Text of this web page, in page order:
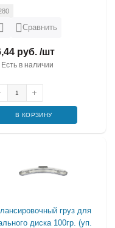
Сравнить
руб. /шт
Есть в наличии
В КОРЗИНУ
груз для
диска 100гр. (уп.